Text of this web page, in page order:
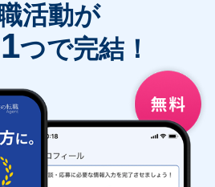
活動が
1つで完結！